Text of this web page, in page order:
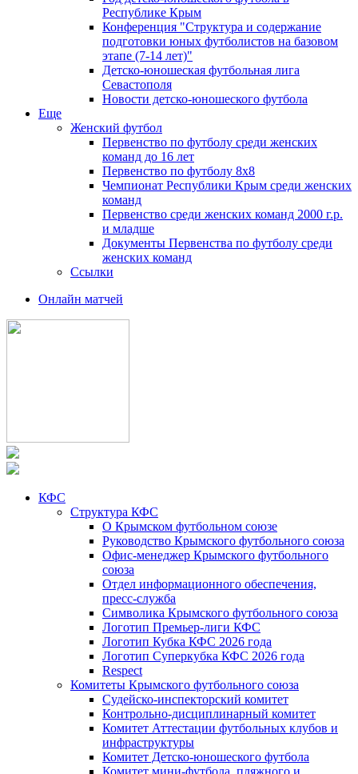
Республике Крым
Конференция "Структура и содержание
подготовки юных футболистов на базовом
этапе (7-14 лет)"
Детско-юношеская футбольная лига
Севастополя
Новости детско-юношеского футбола
Еще
Женский футбол
Первенство по футболу среди женских
команд до 16 лет
Первенство по футболу 8х8
Чемпионат Республики Крым среди женских
команд
Первенство среди женских команд 2000 г.р.
и младше
Документы Первенства по футболу среди
женских команд
Ссылки
Онлайн матчей
КФС
Структура КФС
О Крымском футбольном союзе
Руководство Крымского футбольного союза
Офис-менеджер Крымского футбольного
союза
Отдел информационного обеспечения,
пресс-служба
Символика Крымского футбольного союза
Логотип Премьер-лиги КФС
Логотип Кубка КФС 2026 года
Логотип Суперкубка КФС 2026 года
Respect
Комитеты Крымского футбольного союза
Судейско-инспекторский комитет
Контрольно-дисциплинарный комитет
Комитет Аттестации футбольных клубов и
инфраструктуры
Комитет Детско-юношеского футбола
Комитет мини-футбола, пляжного и